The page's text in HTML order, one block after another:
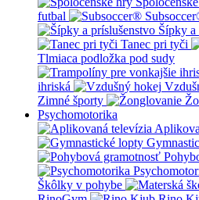
futbal
Šípky a
Tanec pri tyči
Tlmiaca podložka pod sudy
ihriská
Zimné športy
Psychomotorika
Škôlky v pohybe